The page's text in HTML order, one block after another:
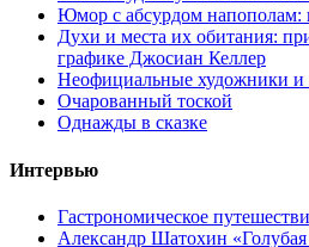
Юмор с абсурдом напополам:
Духи и места их обитания:
графике Джосиан Келлер
Неофициальные художники
Очарованный тоской
Однажды в сказке
Интервью
Гастрономическое
Александр Шатохин